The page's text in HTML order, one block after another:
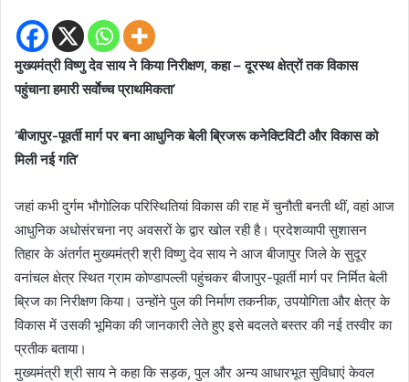
मुख्यमंत्री विष्णु देव साय ने किया निरीक्षण, कहा – दूरस्थ क्षेत्रों तक विकास
पहुंचाना हमारी सर्वाेच्च प्राथमिकता’
’बीजापुर-पूवर्ती मार्ग पर बना आधुनिक बेली ब्रिजरू कनेक्टिविटी और विकास को
मिली नई गति’
जहां कभी दुर्गम भौगोलिक परिस्थितियां विकास की राह में चुनौती बनती थीं, वहां आज
आधुनिक अधोसंरचना नए अवसरों के द्वार खोल रही है। प्रदेशव्यापी सुशासन
तिहार के अंतर्गत मुख्यमंत्री श्री विष्णु देव साय ने आज बीजापुर जिले के सुदूर
वनांचल क्षेत्र स्थित ग्राम कोण्डापल्ली पहुंचकर बीजापुर-पूवर्ती मार्ग पर निर्मित बेली
ब्रिज का निरीक्षण किया। उन्होंने पुल की निर्माण तकनीक, उपयोगिता और क्षेत्र के
विकास में उसकी भूमिका की जानकारी लेते हुए इसे बदलते बस्तर की नई तस्वीर का
प्रतीक बताया।
मुख्यमंत्री श्री साय ने कहा कि सड़क, पुल और अन्य आधारभूत सुविधाएं केवल